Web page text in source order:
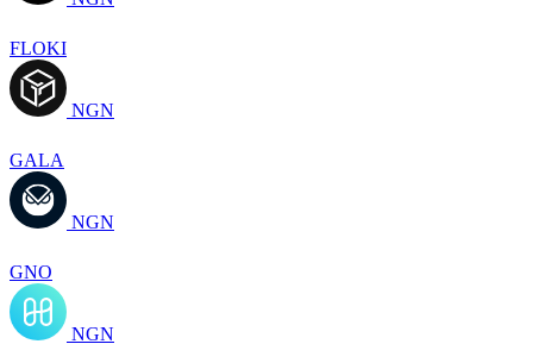
FLOKI
NGN
GALA
NGN
GNO
NGN